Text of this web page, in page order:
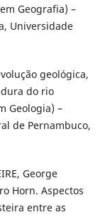
Geografia) –
Universidade
geológica,
do rio
Geologia) –
de Pernambuco,
George
Horn. Aspectos
entre as